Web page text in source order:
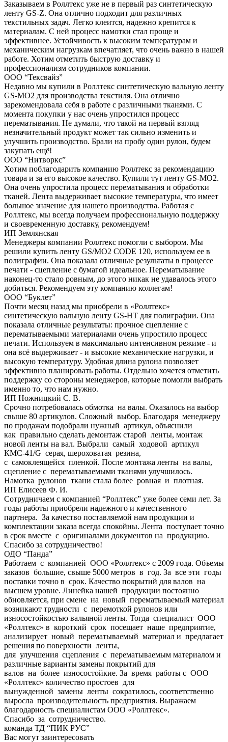
Заказываем в Роллтекс уже не в первый раз синтетическую
ленту GS-Z. Она отлично подходит для различных
текстильных задач. Легко клеится, надежно крепится к
материалам. С ней процесс намотки стал проще и
эффективнее. Устойчивость к высоким температурам и
механическим нагрузкам впечатляет, что очень важно в нашей
работе. Хотим отметить быструю доставку и
профессионализм сотрудников компании.
ООО “Тексвайз”
Недавно мы купили в Роллтекс синтетическую вальную ленту
GS-MO2 для производства текстиля. Она отлично
зарекомендовала себя в работе с различными тканями. С
момента покупки у нас очень упростился процесс
перематывания. Не думали, что такой на первый взгляд
незначительный продукт может так сильно изменить и
улучшить производство. Брали на пробу один рулон, будем
закупать ещё!
ООО “Нитворкс”
Хотим поблагодарить компанию Роллтекс за рекомендацию
товара и за его высокое качество. Купили тут ленту GS-MO2.
Она очень упростила процесс перематывания и обработки
тканей. Лента выдерживает высокие температуры, что имеет
большое значение для нашего производства. Работая с
Роллтекс, мы всегда получаем профессиональную поддержку
и своевременную доставку, рекомендуем!
ИП Землянская
Менеджеры компании Роллтекс помогли с выбором. Мы
решили купить ленту GS/MO2 CODE 120, используем ее в
полиграфии. Она показала отличные результаты в процессе
печати - сцепление с бумагой идеальное. Перематывание
наконец-то стало ровным, до этого никак не удавалось этого
добиться. Рекомендуем эту компанию коллегам!
ООО “Буклет”
Почти месяц назад мы приобрели в «Роллтекс»
синтетическую вальную ленту GS-HT для полиграфии. Она
показала отличные результаты: прочное сцепление с
перематываемыми материалами очень упростило процесс
печати. Используем в максимально интенсивном режиме - и
она всё выдерживает - и высокие механические нагрузки, и
высокую температуру. Удобная длина рулона позволяет
эффективно планировать работы. Отдельно хочется отметить
поддержку со стороны менеджеров, которые помогли выбрать
именно то, что нам нужно.
ИП Ножницкий С. В.
Срочно потребовалась обмотка на валы. Оказалось на выбор
свыше 80 артикулов. Сложный выбор. Благодаря менеджеру
по продажам подобрали нужный артикул, объяснили
как правильно сделать демонтаж старой ленты, монтаж
новой ленты на вал. Выбрали самый ходовой артикул
КМС-41/G серая, шероховатая резина,
с самоклеящейся пленкой. После монтажа ленты на валы,
сцепление с перематываемыми тканями улучшилось.
Намотка рулонов ткани стала более ровная и плотная.
ИП Елисеев Ф. И.
Сотрудничаем с компанией “Роллтекс” уже более семи лет. За
годы работы приобрели надежного и качественного
партнера. За качество поставляемой нам продукции и
комплектации заказа всегда спокойны. Лента поступает точно
в срок вместе с оригиналами документов на продукцию.
Спасибо за сотрудничество!
ОДО “Панда”
Работаем с компанией ООО «Роллтекс» с 2009 года. Объемы
заказов большие, свыше 5000 метров в год. За все эти годы
поставки точно в срок. Качество покрытий для валов на
высшем уровне. Линейка нашей продукции постоянно
обновляется, при смене на новый перематываемый материал
возникают трудности с перемоткой рулонов или
износостойкостью вальяной ленты. Тогда специалист ООО
«Роллтекс» в короткий срок посещает наше предприятие,
анализирует новый перематываемый материал и предлагает
решения по поверхности ленты,
для улучшения сцепления с перематываемым материалом и
различные варианты замены покрытий для
валов на более износостойкие. За время работы с ООО
«Роллтекс» количество простоев для
вынужденной замены ленты сократилось, соответственно
выросла производительность предприятия. Выражаем
благодарность специалистам ООО «Роллтекс».
Спасибо за сотрудничество.
команда ТД “ПИК РУС”
Вас могут заинтересовать